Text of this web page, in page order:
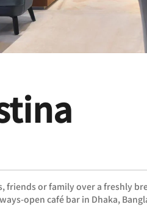
friends or family over a freshly
open café bar in Dhaka,